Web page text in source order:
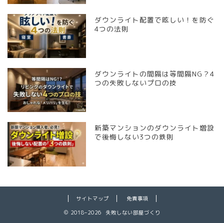
ダウンライト配置で眩しい！を防ぐ
4つの法則
ダウンライトの間隔は等間隔NG？4
つの失敗しないプロの技
新築マンションのダウンライト増設
で後悔しない3つの鉄則
サイトマップ
免責事項
2018–2026 失敗しない部屋づくり